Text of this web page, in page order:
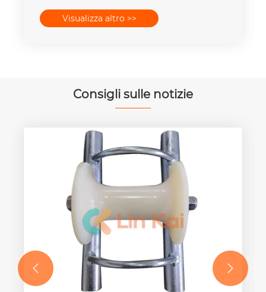
cavo di trasmissione dell'albero ad alta
velocitàVisualizza altro >>
Consigli sulle notizie
 